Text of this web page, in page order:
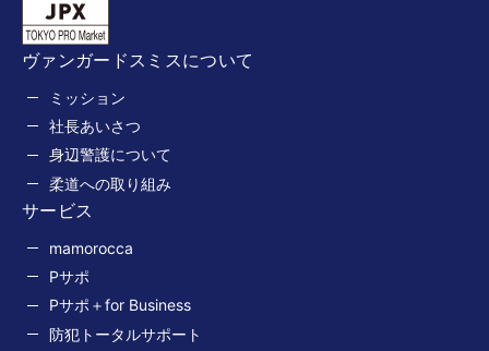
ヴァンガードスミスについて
ミッション
社長あいさつ
身辺警護について
柔道への取り組み
サービス
mamorocca
Pサポ
Pサポ＋for Business
防犯トータルサポート